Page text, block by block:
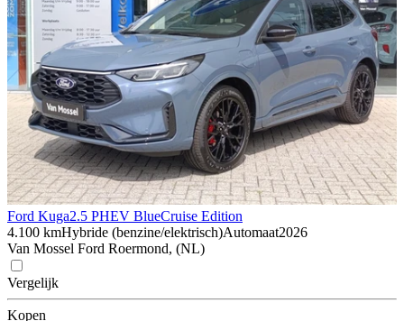
Ford Kuga2.5 PHEV BlueCruise Edition
4.100 kmHybride (benzine/elektrisch)Automaat2026
Van Mossel Ford Roermond, (NL)
Vergelijk
Kopen